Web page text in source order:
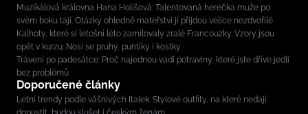
Muzikálová královna Hana Holišová: Talentovaná herečka muže po
svém boku tají. Otázky ohledně mateřství jí přijdou velice nezdvořilé
Kalhoty, které si letošní léto zamilovaly zralé Francouzky. Vzory jsou
opět v kurzu: Nosí se pruhy, puntíky i kostky
Trávení po padesátce: Proč najednou vadí potraviny, které jste dříve jedli
bez problémů
Doporučené články
Letní trendy podle vášnivých Italek. Stylové outfity, na které nedají